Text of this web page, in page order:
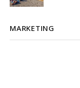
MARKETING